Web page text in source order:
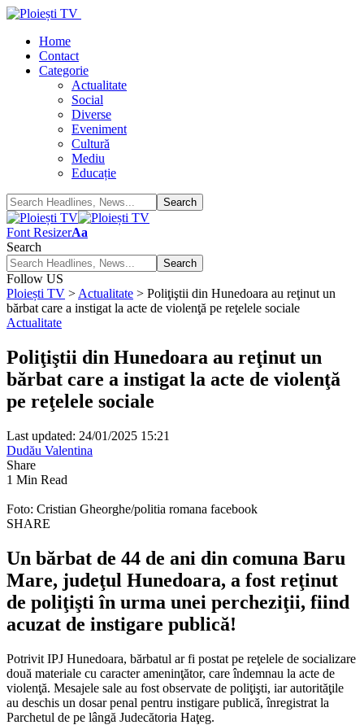
Home
Contact
Categorie
Actualitate
Social
Diverse
Eveniment
Cultură
Mediu
Educație
Font ResizerAa
Search
Follow US
Ploiești TV > Actualitate > Poliţiştii din Hunedoara au reţinut un
bărbat care a instigat la acte de violenţă pe reţelele sociale
Actualitate
Poliţiştii din Hunedoara au reţinut un
bărbat care a instigat la acte de violenţă
pe reţelele sociale
Last updated: 24/01/2025 15:21
Dudău Valentina
Share
1 Min Read
Foto: Cristian Gheorghe/politia romana facebook
SHARE
Un bărbat de 44 de ani din comuna Baru
Mare, judeţul Hunedoara, a fost reţinut
de poliţişti în urma unei percheziţii, fiind
acuzat de instigare publică!
Potrivit IPJ Hunedoara, bărbatul ar fi postat pe reţelele de socializare
două materiale cu caracter ameninţător, care îndemnau la acte de
violenţă. Mesajele sale au fost observate de poliţişti, iar autorităţile
au deschis un dosar penal pentru instigare publică, înregistrat la
Parchetul de pe lângă Judecătoria Haţeg.